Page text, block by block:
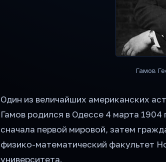
Гамов
Один из величайших американских
Гамов родился в Одессе 4 марта 1904
сначала первой мировой, затем
физико-математический факультет
университета.